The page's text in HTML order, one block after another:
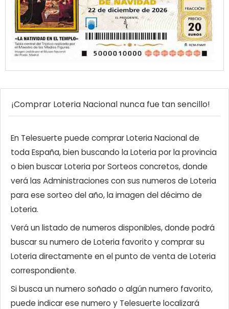
¡Comprar Loteria Nacional nunca fue tan sencillo!
En Telesuerte puede comprar Loteria Nacional de
toda España, bien buscando la Loteria por la provincia
o bien buscar Loteria por Sorteos concretos, donde
verá las Administraciones con sus numeros de Loteria
para ese sorteo del año, la imagen del décimo de
Loteria.
Verá un listado de numeros disponibles, donde podrá
buscar su numero de Loteria favorito y comprar su
Loteria directamente en el punto de venta de Loteria
correspondiente.
Si busca un numero soñado o algún numero favorito,
puede indicar ese numero y Telesuerte localizará